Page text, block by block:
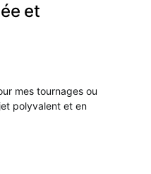
et
mes tournages ou
polyvalent et en